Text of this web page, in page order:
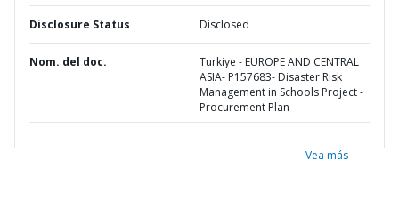
Disclosure Status Disclosed
Nom. del doc.
Turkiye - EUROPE AND CENTRAL
ASIA- P157683- Disaster Risk
Management in Schools Project -
Procurement Plan
Vea más